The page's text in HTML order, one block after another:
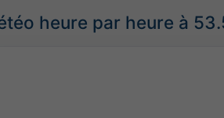
heure par heure à